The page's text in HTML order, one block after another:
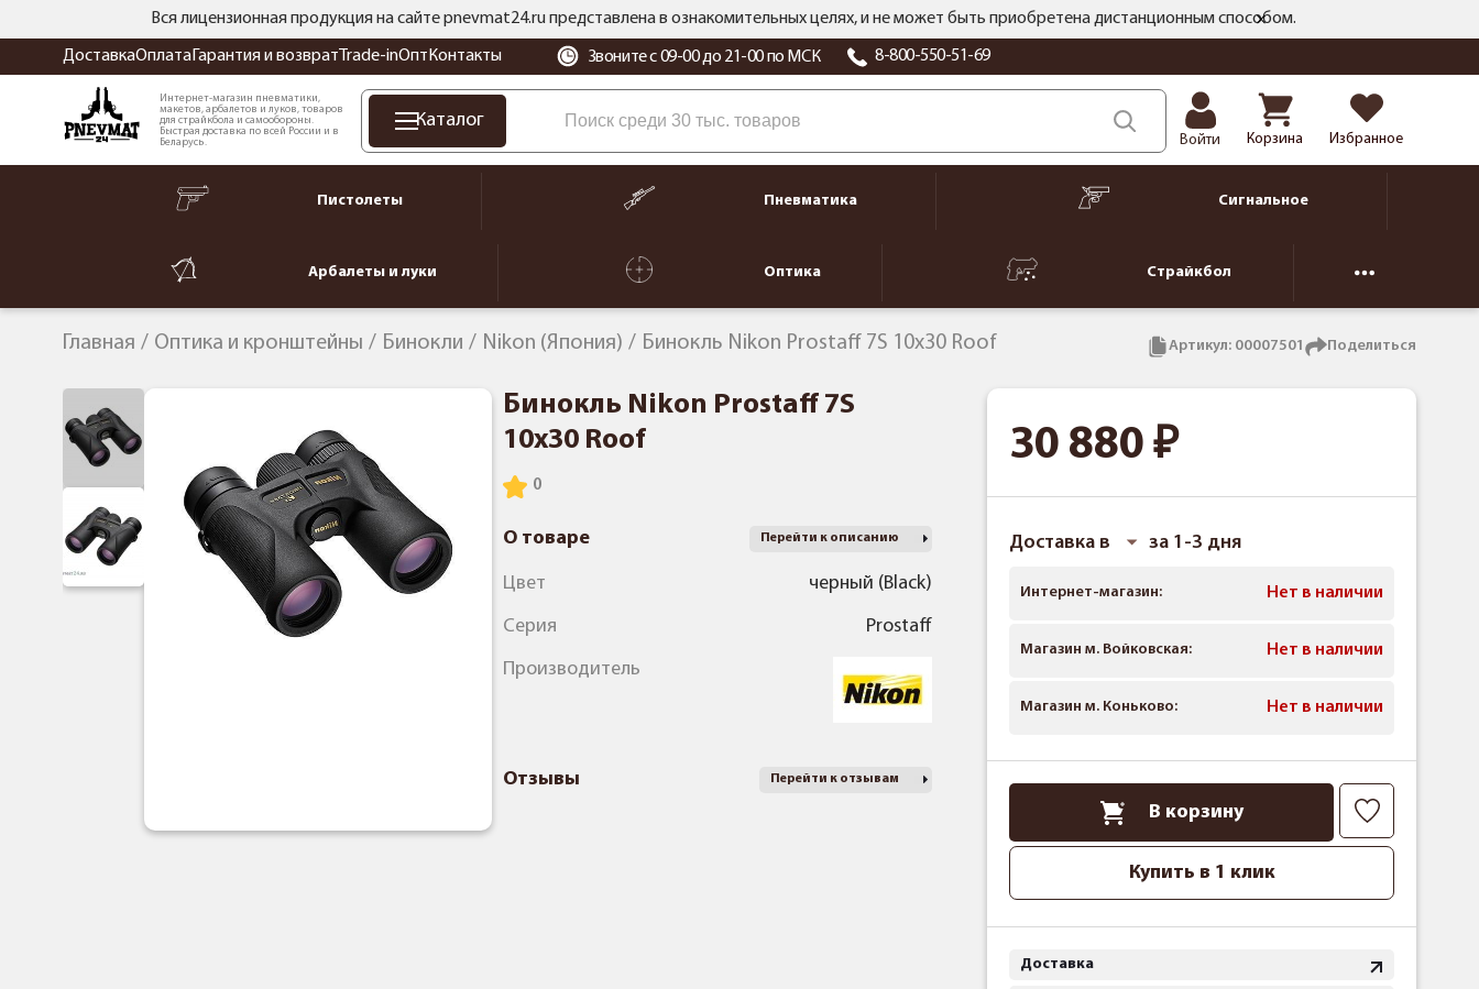
Вся лицензионная продукция на сайте pnevmat24.ru представлена в ознакомительных целях, и не может быть приобретена дистанционным способом.
ДоставкаОплата Гарантия и возврат Trade-inОпт Контакты Звоните с 09-00 до 21-00 по МСК 8-800-550-51-69
Интернет-магазин пневматики,
макетов, арбалетов и луков, товаров
для страйкбола и самообороны.
Быстрая доставка по всей России и в
Беларусь.
Каталог
Войти Корзина Избранное
Пистолеты Пневматика Сигнальное
Арбалеты и луки Оптика Страйкбол
Главная Оптика и кронштейны Бинокли Nikon (Япония) Бинокль Nikon Prostaff 7S 10x30 Roof Артикул: 00007501 Поделиться
Бинокль Nikon Prostaff 7S
10x30 Roof
О товаре Перейти к описанию
Цвет черный (Black)
Серия Prostaff
Производитель
Отзывы Перейти к отзывам
30 880
Доставка в за 1-3 дня
Интернет-магазин: Нет в наличии
Магазин м. Войковская: Нет в наличии
Магазин м. Коньково: Нет в наличии
В корзину
Купить в 1 клик
Доставка